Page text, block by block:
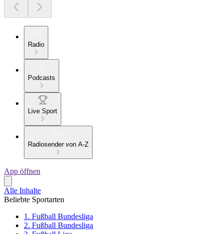
Radio
Podcasts
Live Sport
Radiosender von A-Z
App öffnen
Alle Inhalte
Beliebte Sportarten
1. Fußball Bundesliga
2. Fußball Bundesliga